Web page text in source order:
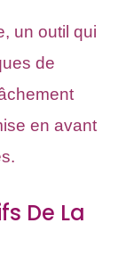
un outil qui
de
en avant
De La